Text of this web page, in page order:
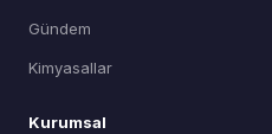
Gündem
Kimyasallar
Kurumsal